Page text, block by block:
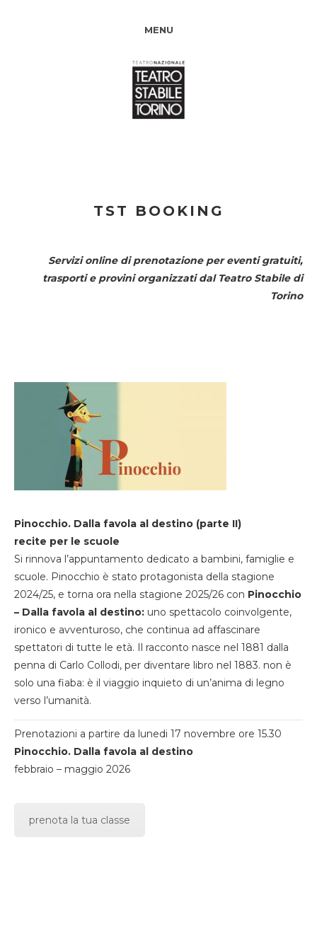
MENU
TST BOOKING
Servizi online di prenotazione per eventi gratuiti,
trasporti e provini organizzati dal Teatro Stabile di
Torino
Pinocchio. Dalla favola al destino (parte II)
recite per le scuole
Si rinnova l’appuntamento dedicato a bambini, famiglie e
scuole. Pinocchio è stato protagonista della stagione
2024/25, e torna ora nella stagione 2025/26 con Pinocchio
– Dalla favola al destino: uno spettacolo coinvolgente,
ironico e avventuroso, che continua ad affascinare
spettatori di tutte le età. Il racconto nasce nel 1881 dalla
penna di Carlo Collodi, per diventare libro nel 1883. non è
solo una fiaba: è il viaggio inquieto di un’anima di legno
verso l’umanità.
Prenotazioni a partire da lunedi 17 novembre ore 15.30
Pinocchio. Dalla favola al destino
febbraio – maggio 2026
prenota la tua classe